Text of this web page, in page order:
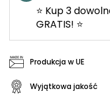
⭐ Kup 3
GRATIS! ⭐
Produkcja w UE
Wyjątkowa jakość